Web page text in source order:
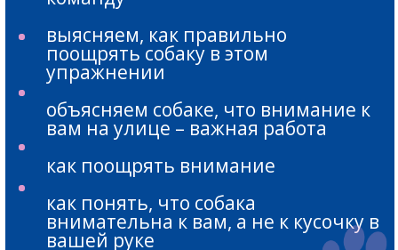
3 месяца интенсивного обучения
и 9 месяцев поддержки в клубе
Шамановой
14 уроков